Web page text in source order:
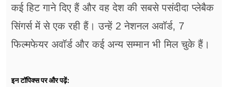
कई हिट गाने दिए हैं और वह देश की सबसे पसंदीदा प्लेबैक
सिंगर्स में से एक रही हैं। उन्हें 2 नेशनल अवॉर्ड, 7
फिल्मफेयर अवॉर्ड और कई अन्य सम्मान भी मिल चुके हैं।
इन टॉपिक्स पर और पढ़ें: